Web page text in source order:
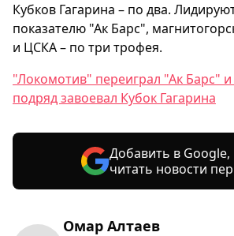
Омар Алтаев
Кубков Гагарина – по два.
показателю "Ак Барс",
и ЦСКА – по три трофея.
"Локомотив" переиграл "Ак Барс"
подряд завоевал Кубок Гагарина
Добавить в
читать новости